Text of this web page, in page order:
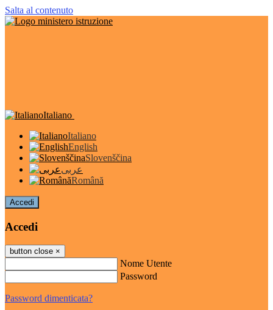
Salta al contenuto
Italiano
Italiano
English
Slovenščina
عربى
Română
Accedi
Accedi
button close ×
Nome Utente
Password
Password dimenticata?